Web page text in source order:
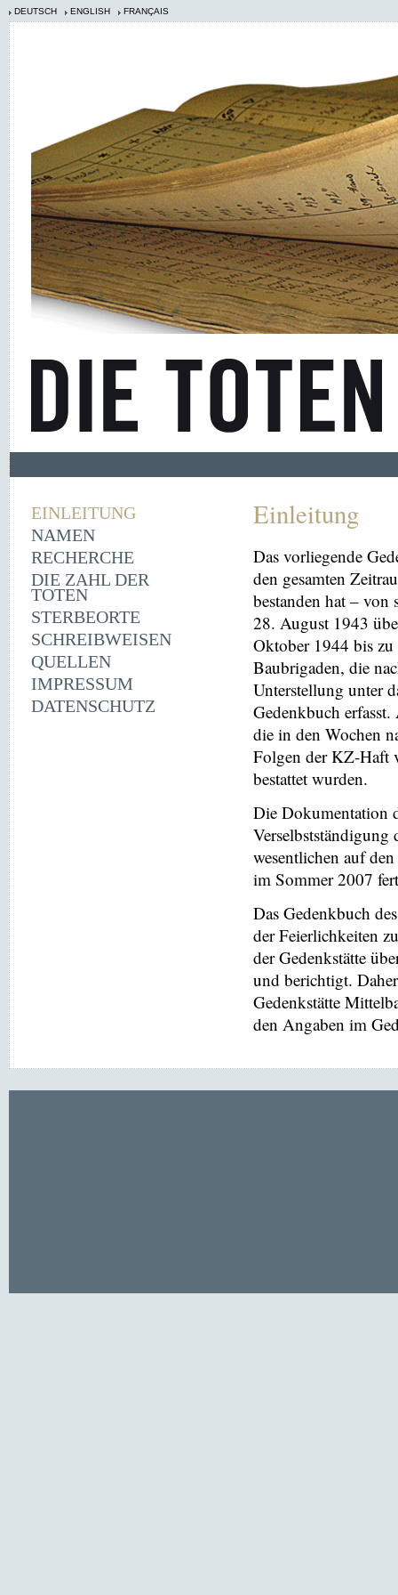
DEUTSCH ENGLISH FRANÇAIS
EINLEITUNG
NAMEN
RECHERCHE
DIE ZAHL DER
TOTEN
STERBEORTE
SCHREIBWEISEN
QUELLEN
IMPRESSUM
DATENSCHUTZ
Einleitung
Das vorliegende
den gesamten
bestanden hat –
28. August 1943
Oktober 1944 bis
Baubrigaden, die
Unterstellung unter
Gedenkbuch
die in den Wochen
Folgen der KZ-Haft
bestattet wurden.
Die Dokumentation
wesentlichen auf
im Sommer 2007
Das Gedenkbuch
der Feierlichkeiten
der Gedenkstätte
und berichtigt.
Gedenkstätte
den Angaben im